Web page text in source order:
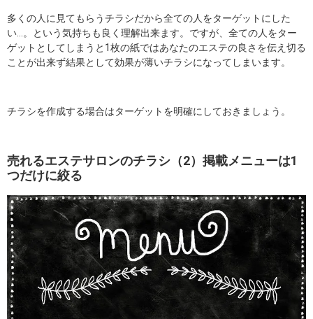
多くの人に見てもらうチラシだから全ての人をターゲットにした
い…。という気持ちも良く理解出来ます。ですが、全ての人をター
ゲットとしてしまうと1枚の紙ではあなたのエステの良さを伝え切る
ことが出来ず結果として効果が薄いチラシになってしまいます。
チラシを作成する場合はターゲットを明確にしておきましょう。
売れるエステサロンのチラシ（2）掲載メニューは1
つだけに絞る